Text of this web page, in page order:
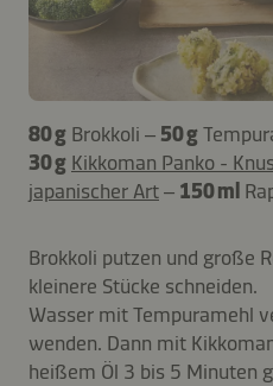
80 g Brokkoli – 50 g
30 g Kikkoman Panko -
japanischer Art– 150 ml
Brokkoli putzen und große
kleinere Stücke schneiden.
Wasser mit Tempuramehl
wenden. Dann mit
heißem Öl 3 bis 5 Minuten